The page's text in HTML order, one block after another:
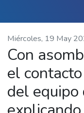
Miércoles, 19 May
Con
el
del equipo